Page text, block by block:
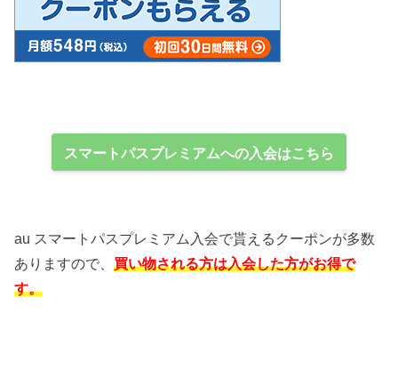
スマートパスプレミアムへの入会はこちら
au スマートパスプレミアム入会で貰えるクーポンが多数
ありますので、買い物される方は入会した方がお得で
す。